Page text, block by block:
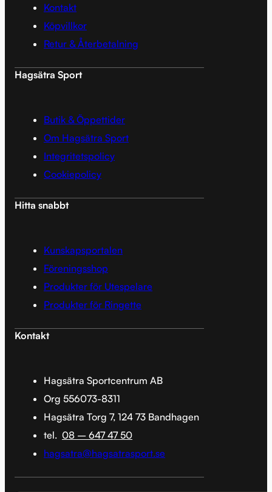
Kontakt
Köpvillkor
Retur & Återbetalning
Hagsätra Sport
Butik & Öppettider
Om Hagsätra Sport
Integritetspolicy
Cookiepolicy
Hitta snabbt
Kunskapsportalen
Föreningsshop
Produkter för Utespelare
Produkter för Ringette
Kontakt
Hagsätra Sportcentrum AB
Org 556073-8311
Hagsätra Torg 7, 124 73 Bandhagen
tel. 08 – 647 47 50
hagsatra@hagsatrasport.se